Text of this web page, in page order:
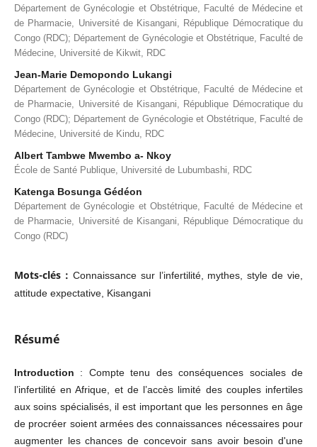
Département de Gynécologie et Obstétrique, Faculté de Médecine et
de Pharmacie, Université de Kisangani, République Démocratique du
Congo (RDC); Département de Gynécologie et Obstétrique, Faculté de
Médecine, Université de Kikwit, RDC
Jean-Marie Demopondo Lukangi
Département de Gynécologie et Obstétrique, Faculté de Médecine et
de Pharmacie, Université de Kisangani, République Démocratique du
Congo (RDC); Département de Gynécologie et Obstétrique, Faculté de
Médecine, Université de Kindu, RDC
Albert Tambwe Mwembo a- Nkoy
École de Santé Publique, Université de Lubumbashi, RDC
Katenga Bosunga Gédéon
Département de Gynécologie et Obstétrique, Faculté de Médecine et
de Pharmacie, Université de Kisangani, République Démocratique du
Congo (RDC)
Mots-clés : Connaissance sur l’infertilité, mythes, style de vie,
attitude expectative, Kisangani
Résumé
Introduction : Compte tenu des conséquences sociales de
l’infertilité en Afrique, et de l’accès limité des couples infertiles
aux soins spécialisés, il est important que les personnes en âge
de procréer soient armées des connaissances nécessaires pour
augmenter les chances de concevoir sans avoir besoin d'une